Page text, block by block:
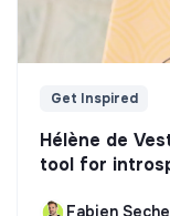
Get Inspired
Hélène de
tool for